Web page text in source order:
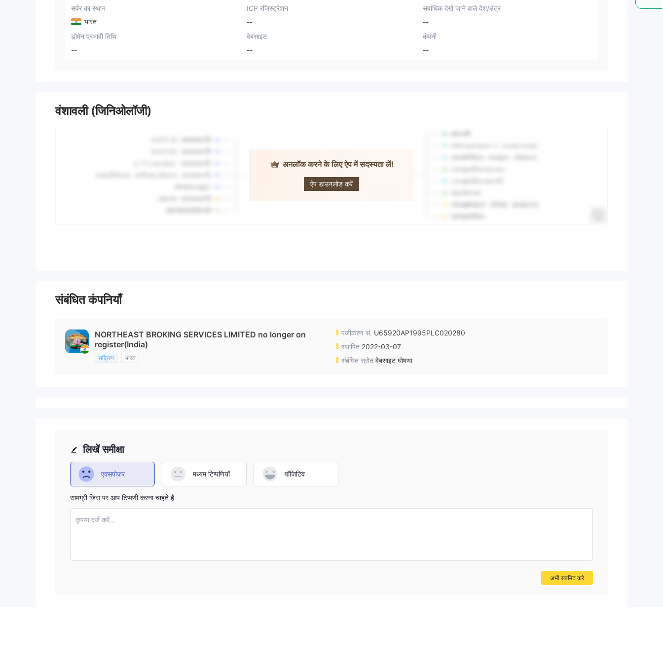
सर्वर का स्थान
भारत
ICP रजिस्ट्रेशन
--
सर्वाधिक देखे जाने वाले देश/क्षेत्र
--
डोमेन प्रभावी तिथि
--
वेबसाइट
--
कंपनी
--
वंशावली (जिनिओलॉजी)
अनलॉक करने के लिए ऐप में सदस्यता लें!
ऐप डाउनलोड करें
Northeast
Broking
संबंधित कंपनियाँ
NORTHEAST BROKING SERVICES LIMITED no longer on
register(India)
सक्रिय भारत
पंजीकरण सं. U65920AP1995PLC020280
स्थापित 2022-03-07
संबंधित स्रोत वेबसाइट घोषणा
लिखें समीक्षा
एक्सपोज़र मध्यम टिप्पणियाँ पॉजिटिव
सामग्री जिस पर आप टिप्पणी करना चाहते हैं
कृपया दर्ज करें...
अभी सबमिट करे